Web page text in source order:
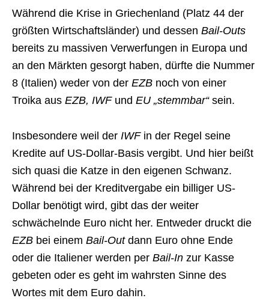
Während die Krise in Griechenland (Platz 44 der
größten Wirtschaftsländer) und dessen Bail-Outs
bereits zu massiven Verwerfungen in Europa und
an den Märkten gesorgt haben, dürfte die Nummer
8 (Italien) weder von der EZB noch von einer
Troika aus EZB, IWFund EU „stemmbar“sein.
Insbesondere weil der IWFin der Regel seine
Kredite auf US-Dollar-Basis vergibt. Und hier beißt
sich quasi die Katze in den eigenen Schwanz.
Während bei der Kreditvergabe ein billiger US-
Dollar benötigt wird, gibt das der weiter
schwächelnde Euro nicht her. Entweder druckt die
EZB bei einem Bail-Outdann Euro ohne Ende
oder die Italiener werden per Bail-In zur Kasse
gebeten oder es geht im wahrsten Sinne des
Wortes mit dem Euro dahin.